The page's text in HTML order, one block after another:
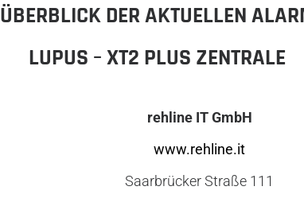
ÜBERBLICK DER AKTUELLEN
LUPUS – XT2 PLUS ZENTRALE
rehline IT GmbH
www.rehline.it
Saarbrücker Straße 111